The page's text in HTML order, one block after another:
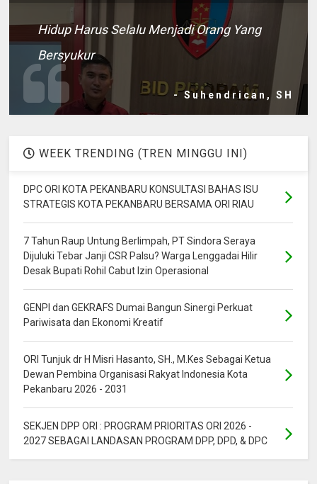
Hidup Harus Selalu Menjadi Orang Yang
Bersyukur
- Suhendrican, SH
WEEK TRENDING (TREN MINGGU INI)
DPC ORI KOTA PEKANBARU KONSULTASI BAHAS ISU
STRATEGIS KOTA PEKANBARU BERSAMA ORI RIAU
7 Tahun Raup Untung Berlimpah, PT Sindora Seraya
Dijuluki Tebar Janji CSR Palsu? Warga Lenggadai Hilir
Desak Bupati Rohil Cabut Izin Operasional
GENPI dan GEKRAFS Dumai Bangun Sinergi Perkuat
Pariwisata dan Ekonomi Kreatif
ORI Tunjuk dr H Misri Hasanto, SH., M.Kes Sebagai Ketua
Dewan Pembina Organisasi Rakyat Indonesia Kota
Pekanbaru 2026 - 2031
SEKJEN DPP ORI : PROGRAM PRIORITAS ORI 2026 -
2027 SEBAGAI LANDASAN PROGRAM DPP, DPD, & DPC